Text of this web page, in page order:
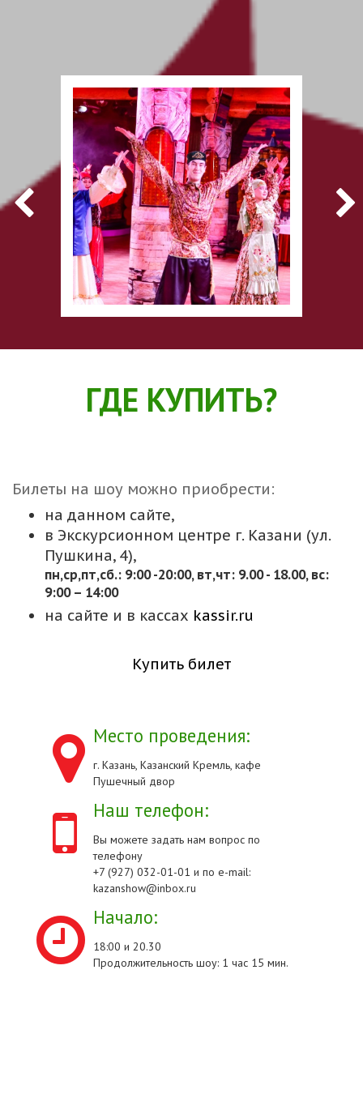
ГДЕ КУПИТЬ?
Билеты на шоу можно приобрести:
на данном сайте,
в Экскурсионном центре г. Казани (ул.
Пушкина, 4),
пн,cр,пт,сб.: 9:00 -20:00, вт,чт: 9.00 - 18.00, вс:
9:00 – 14:00
на сайте и в кассах kassir.ru
Купить билет
Место проведения:
г. Казань, Казанский Кремль, кафе
Пушечный двор
Наш телефон:
Вы можете задать нам вопрос по
телефону
+7 (927) 032-01-01 и по e-mail:
kazanshow@inbox.ru
Начало:
18:00 и 20.30
Продолжительность шоу: 1 час 15 мин.